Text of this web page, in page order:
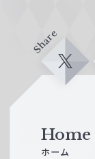
Share
X
Home
ホーム